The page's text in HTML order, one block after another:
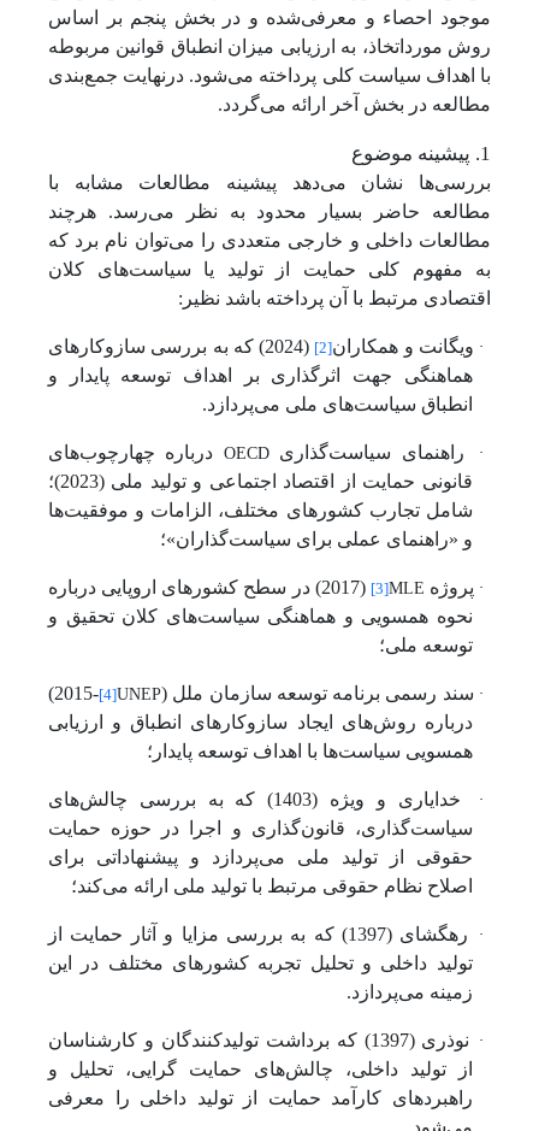
موجود احصاء و معرفی‌شده و در بخش پنجم بر اساس
روش مورداتخاذ، به ارزیابی میزان انطباق قوانین مربوطه
با اهداف سیاست کلی پرداخته می‌شود. درنهایت جمع‌بندی
مطالعه در بخش آخر ارائه می‌گردد.
1. پیشینه موضوع
بررسی‌ها نشان می‌دهد پیشینه مطالعات مشابه با
مطالعه حاضر بسیار محدود به نظر می‌رسد. هرچند
مطالعات داخلی و خارجی متعددی را می‌توان نام برد که
به مفهوم کلی حمایت از تولید یا سیاست‌های کلان
اقتصادی مرتبط با آن پرداخته باشد نظیر:
· ویگانت و همکاران[2]
(2024) که به بررسی سازوکارهای
هماهنگی جهت اثرگذاری بر اهداف توسعه پایدار و
انطباق سیاست‌های ملی میپردازد.
· راهنمای سیاست‌گذاریOECD درباره چهارچوب‌های
قانونی حمایت از اقتصاد اجتماعی و تولید ملی (2023)؛
شامل تجارب کشورهای مختلف، الزامات و موفقیت‌ها
و «راهنمای عملی برای سیاست‌گذاران»؛
· پروژه MLE
[3]
(2017) در سطح کشورهای اروپایی درباره
نحوه همسویی و هماهنگی سیاست‌های کلان تحقیق و
توسعه ملی؛
· سند رسمی برنامه توسعه سازمان ملل (UNEP
[4]
-2015)
درباره روش‌های ایجاد سازوکارهای انطباق و ارزیابی
همسویی سیاست‌ها با اهداف توسعه پایدار؛
·
خدایاری و ویژه (1403) که به بررسی چالش‌های
سیاست‌گذاری، قانون‌گذاری و اجرا در حوزه حمایت
حقوقی از تولید ملی می‌پردازد و پیشنهاداتی برای
اصلاح نظام حقوقی مرتبط با تولید ملی ارائه می‌کند؛
·
رهگشای (1397) که به بررسی مزایا و آثار حمایت از
تولید داخلی و تحلیل تجربه کشورهای مختلف در این
زمینه می‌پردازد.
·
نوذری (1397) که برداشت تولیدکنندگان و کارشناسان
از تولید داخلی، چالش‌های حمایت گرایی، تحلیل و
راهبردهای کارآمد حمایت از تولید داخلی را معرفی
می‌شود.